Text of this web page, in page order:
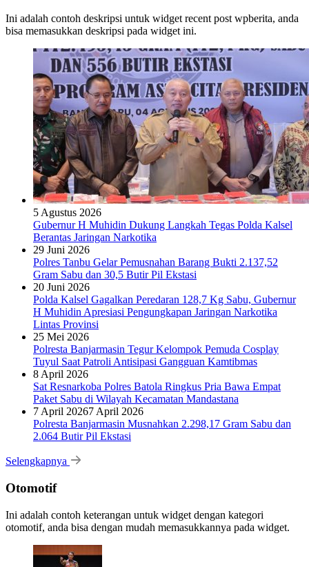
Ini adalah contoh deskripsi untuk widget recent post wpberita, anda
bisa memasukkan deskripsi pada widget ini.
5 Agustus 2026
Gubernur H Muhidin Dukung Langkah Tegas Polda Kalsel
Berantas Jaringan Narkotika
29 Juni 2026
Polres Tanbu Gelar Pemusnahan Barang Bukti 2.137,52
Gram Sabu dan 30,5 Butir Pil Ekstasi
20 Juni 2026
Polda Kalsel Gagalkan Peredaran 128,7 Kg Sabu, Gubernur
H Muhidin Apresiasi Pengungkapan Jaringan Narkotika
Lintas Provinsi
25 Mei 2026
Polresta Banjarmasin Tegur Kelompok Pemuda Cosplay
Tuyul Saat Patroli Antisipasi Gangguan Kamtibmas
8 April 2026
Sat Resnarkoba Polres Batola Ringkus Pria Bawa Empat
Paket Sabu di Wilayah Kecamatan Mandastana
7 April 20267 April 2026
Polresta Banjarmasin Musnahkan 2.298,17 Gram Sabu dan
2.064 Butir Pil Ekstasi
Selengkapnya
Otomotif
Ini adalah contoh keterangan untuk widget dengan kategori
otomotif, anda bisa dengan mudah memasukkannya pada widget.